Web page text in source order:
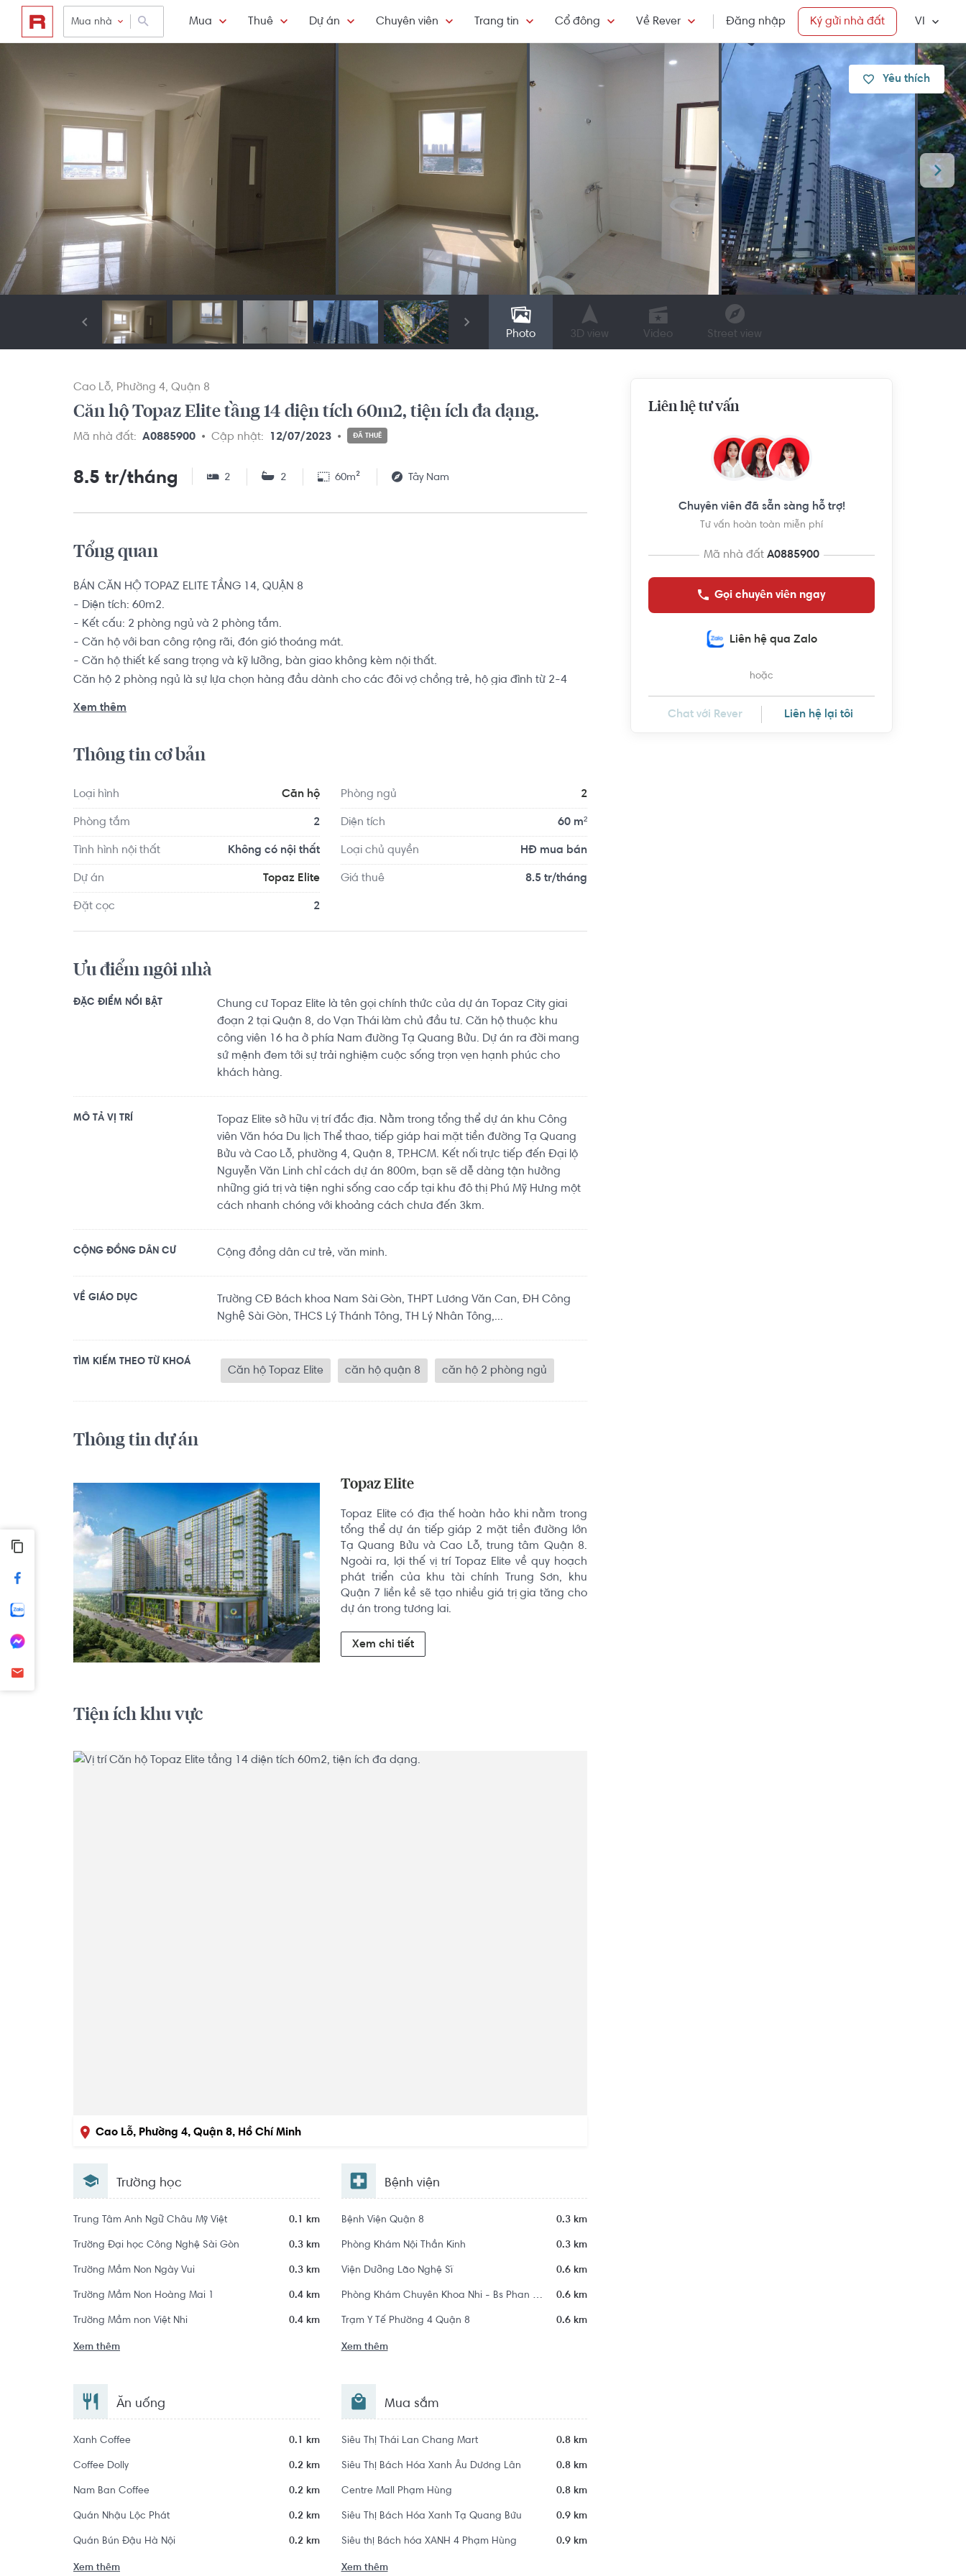
Mua nhà Mua Thuê Dự án Chuyên viên Trang tin Cổ đông Về Rever Đăng nhập Ký gửi nhà đất VI
Yêu thích
Photo 3D view Video Street view
Cao Lỗ Phường 4 Quận 8
Căn hộ Topaz Elite tầng 14 diện tích 60m2, tiện ích đa dạng.
Mã nhà đất: A0885900 Cập nhật: 12/07/2023 ĐÃ THUÊ
8.5 tr/tháng 2 2 60m² Tây Nam
Tổng quan
BÁN CĂN HỘ TOPAZ ELITE TẦNG 14, QUẬN 8
- Diện tích: 60m2.
- Kết cấu: 2 phòng ngủ và 2 phòng tắm.
- Căn hộ với ban công rộng rãi, đón gió thoáng mát.
- Căn hộ thiết kế sang trọng và kỹ lưỡng, bàn giao không kèm nội thất.
Căn hộ 2 phòng ngủ là sự lựa chọn hàng đầu dành cho các đôi vợ chồng trẻ, hộ gia đình từ 2-4
Thái làm chủ đầu tư. Căn hộ thuộc khu công viên 16 ha ở phía Nam đường Tạ Quang Bửu. Dự án ra
Xem thêm
Thông tin cơ bản
Loại hình Căn hộ Phòng ngủ 2
Phòng tắm 2 Diện tích 60 m²
Tình hình nội thất Không có nội thất Loại chủ quyền HĐ mua bán
Dự án Topaz Elite Giá thuê 8.5 tr/tháng
Đặt cọc 2
Ưu điểm ngôi nhà
ĐẶC ĐIỂM NỔI BẬT
Chung cư Topaz Elite là tên gọi chính thức của dự án Topaz City giai
đoạn 2 tại Quận 8, do Vạn Thái làm chủ đầu tư. Căn hộ thuộc khu
công viên 16 ha ở phía Nam đường Tạ Quang Bửu. Dự án ra đời mang
sứ mệnh đem tới sự trải nghiệm cuộc sống trọn vẹn hạnh phúc cho
khách hàng.
MÔ TẢ VỊ TRÍ
Topaz Elite sở hữu vị trí đắc địa. Nằm trong tổng thể dự án khu Công
viên Văn hóa Du lịch Thể thao, tiếp giáp hai mặt tiền đường Tạ Quang
Bửu và Cao Lỗ, phường 4, Quận 8, TP.HCM. Kết nối trực tiếp đến Đại lộ
Nguyễn Văn Linh chỉ cách dự án 800m, bạn sẽ dễ dàng tận hưởng
những giá trị và tiện nghi sống cao cấp tại khu đô thị Phú Mỹ Hưng một
cách nhanh chóng với khoảng cách chưa đến 3km.
CỘNG ĐỒNG DÂN CƯ Cộng đồng dân cư trẻ, văn minh.
VỀ GIÁO DỤC
Trường CĐ Bách khoa Nam Sài Gòn, THPT Lương Văn Can, ĐH Công
Nghệ Sài Gòn, THCS Lý Thánh Tông, TH Lý Nhân Tông,...
TÌM KIẾM THEO TỪ KHOÁ
Căn hộ Topaz Elite căn hộ quận 8 căn hộ 2 phòng ngủ
Thông tin dự án
Topaz Elite
Topaz Elite có địa thế hoàn hảo khi nằm trong
tổng thể dự án tiếp giáp 2 mặt tiền đường lớn
Tạ Quang Bửu và Cao Lỗ, trung tâm Quận 8.
Ngoài ra, lợi thế vị trí Topaz Elite về quy hoạch
phát triển của khu tài chính Trung Sơn, khu
Quận 7 liền kề sẽ tạo nhiều giá trị gia tăng cho
dự án trong tương lai.
Xem chi tiết
Tiện ích khu vực
Cao Lỗ, Phường 4, Quận 8, Hồ Chí Minh
Trường học
Trung Tâm Anh Ngữ Châu Mỹ Việt 0.1 km
Trường Đại học Công Nghệ Sài Gòn 0.3 km
Trường Mầm Non Ngày Vui 0.3 km
Trường Mầm Non Hoàng Mai 1 0.4 km
Trường Mầm non Việt Nhi 0.4 km
Xem thêm
Bệnh viện
Bệnh Viện Quận 8 0.3 km
Phòng Khám Nội Thần Kinh 0.3 km
Viện Dưỡng Lão Nghệ Sĩ 0.6 km
Phòng Khám Chuyên Khoa Nhi - Bs Phan Hữu Nguyệt Diễm 0.6 km
Trạm Y Tế Phường 4 Quận 8 0.6 km
Xem thêm
Ăn uống
Xanh Coffee 0.1 km
Coffee Dolly 0.2 km
Nam Ban Coffee 0.2 km
Quán Nhậu Lộc Phát 0.2 km
Quán Bún Đậu Hà Nội 0.2 km
Xem thêm
Mua sắm
Siêu Thị Thái Lan Chang Mart 0.8 km
Siêu Thị Bách Hóa Xanh Âu Dương Lân 0.8 km
Centre Mall Phạm Hùng 0.8 km
Siêu Thị Bách Hóa Xanh Tạ Quang Bửu 0.9 km
Siêu thị Bách hóa XANH 4 Phạm Hùng 0.9 km
Xem thêm
Liên hệ tư vấn
Chuyên viên đã sẵn sàng hỗ trợ!
Tư vấn hoàn toàn miễn phí
Mã nhà đất A0885900
Gọi chuyên viên ngay
Liên hệ qua Zalo
hoặc
Chat với Rever Liên hệ lại tôi